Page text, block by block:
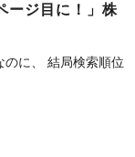
ージ目に！」株
のに、 結局検索順位